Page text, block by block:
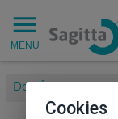
MENU
Domů
Cookies